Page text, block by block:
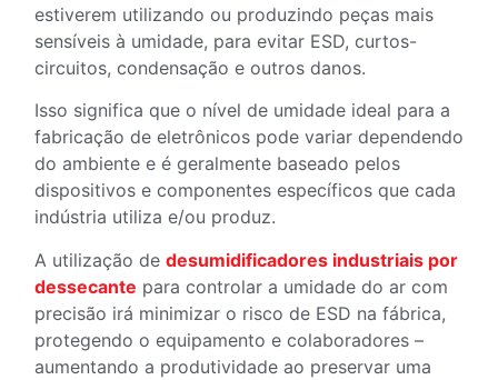
estiverem utilizando ou produzindo peças mais
sensíveis à umidade, para evitar ESD, curtos-
circuitos, condensação e outros danos.
Isso significa que o nível de umidade ideal para a
fabricação de eletrônicos pode variar dependendo
do ambiente e é geralmente baseado pelos
dispositivos e componentes específicos que cada
indústria utiliza e/ou produz.
A utilização de desumidificadores industriais por
dessecante para controlar a umidade do ar com
precisão irá minimizar o risco de ESD na fábrica,
protegendo o equipamento e colaboradores –
aumentando a produtividade ao preservar uma